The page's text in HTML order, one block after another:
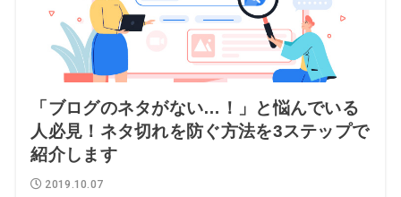
「ブログのネタがない…！」と悩んでいる
人必見！ネタ切れを防ぐ方法を3ステップで
紹介します
2019.10.07